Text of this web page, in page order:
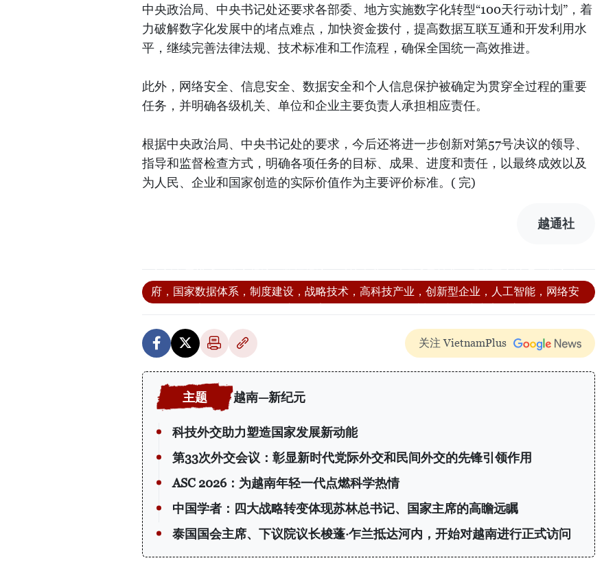
中央政治局、中央书记处还要求各部委、地方实施数字化转型“100天行动计划”，着
力破解数字化发展中的堵点难点，加快资金拨付，提高数据互联互通和开发利用水
平，继续完善法律法规、技术标准和工作流程，确保全国统一高效推进。
此外，网络安全、信息安全、数据安全和个人信息保护被确定为贯穿全过程的重要
任务，并明确各级机关、单位和企业主要负责人承担相应责任。
根据中央政治局、中央书记处的要求，今后还将进一步创新对第57号决议的领导、
指导和监督检查方式，明确各项任务的目标、成果、进度和责任，以最终成效以及
为人民、企业和国家创造的实际价值作为主要评价标准。( 完)
越通社
府，国家数据体系，制度建设，战略技术，高科技产业，创新型企业，人工智能，网络安
国家竞争力，自主发展能力，越共十四大，科技发展
关注 VietnamPlus
越南—新纪元
科技外交助力塑造国家发展新动能
第33次外交会议：彰显新时代党际外交和民间外交的先锋引领作用
ASC 2026：为越南年轻一代点燃科学热情
中国学者：四大战略转变体现苏林总书记、国家主席的高瞻远瞩
泰国国会主席、下议院议长梭蓬·乍兰抵达河内，开始对越南进行正式访问